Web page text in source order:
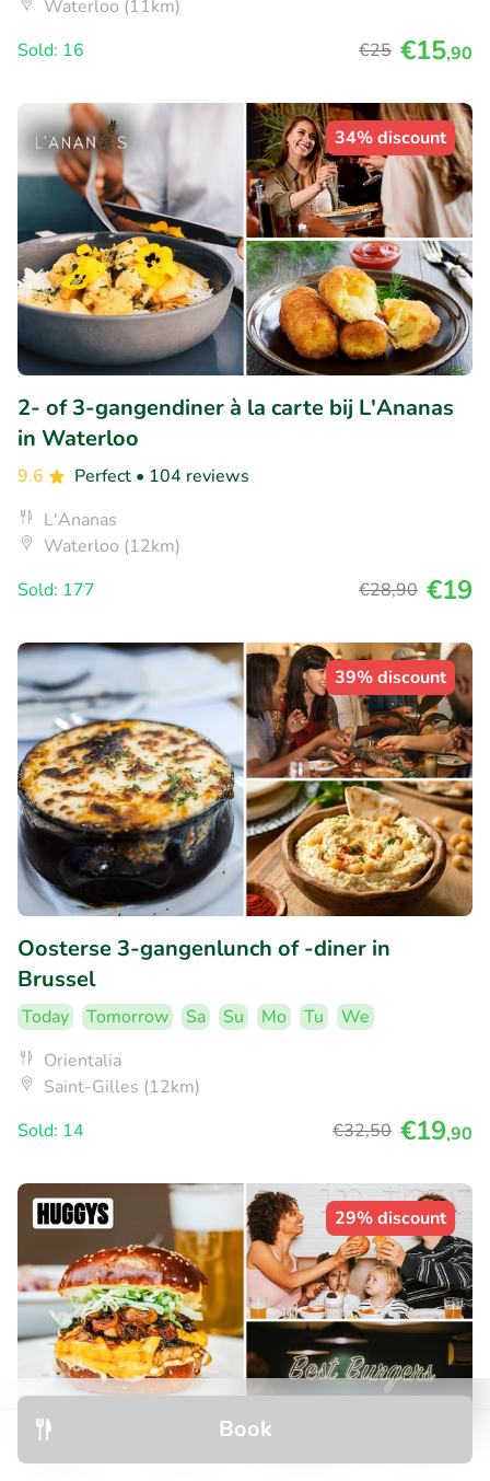
Book
Waterloo (11km)
Sold: 16
€25 €15,90
34% discount
2- of 3-gangendiner à la carte bij L'Ananas
in Waterloo
9.6 Perfect • 104 reviews
L'Ananas
Waterloo (12km)
Sold: 177
€28,90 €19
39% discount
Oosterse 3-gangenlunch of -diner in
Brussel
Today Tomorrow Sa Su Mo Tu
We
Orientalia
Saint-Gilles (12km)
Sold: 14
€32,50 €19,90
29% discount